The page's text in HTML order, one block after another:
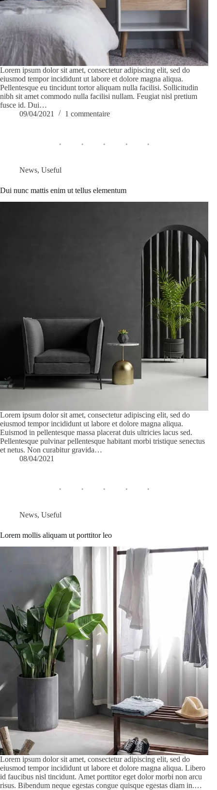
Lorem ipsum dolor sit amet, consectetur adipiscing elit, sed do
eiusmod tempor incididunt ut labore et dolore magna aliqua.
Pellentesque eu tincidunt tortor aliquam nulla facilisi. Sollicitudin
nibh sit amet commodo nulla facilisi nullam. Feugiat nisl pretium
fusce id. Dui…
09/04/2021
1 commentaire
News, Useful
Dui nunc mattis enim ut tellus elementum
Lorem ipsum dolor sit amet, consectetur adipiscing elit, sed do
eiusmod tempor incididunt ut labore et dolore magna aliqua.
Euismod in pellentesque massa placerat duis ultricies lacus sed.
Pellentesque pulvinar pellentesque habitant morbi tristique senectus
et netus. Non curabitur gravida…
08/04/2021
News, Useful
Lorem mollis aliquam ut porttitor leo
Lorem ipsum dolor sit amet, consectetur adipiscing elit, sed do
eiusmod tempor incididunt ut labore et dolore magna aliqua. Libero
id faucibus nisl tincidunt. Amet porttitor eget dolor morbi non arcu
risus. Bibendum neque egestas congue quisque egestas diam in.…